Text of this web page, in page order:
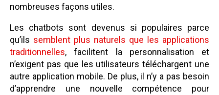
nombreuses façons utiles.
Les chatbots sont devenus si populaires parce
qu’ils semblent plus naturels que les applications
traditionnelles, facilitent la personnalisation et
n’exigent pas que les utilisateurs téléchargent une
autre application mobile. De plus, il n’y a pas besoin
d’apprendre une nouvelle compétence pour